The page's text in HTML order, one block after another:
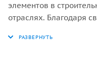
элементов в
отраслях. Благодаря
применение в самых